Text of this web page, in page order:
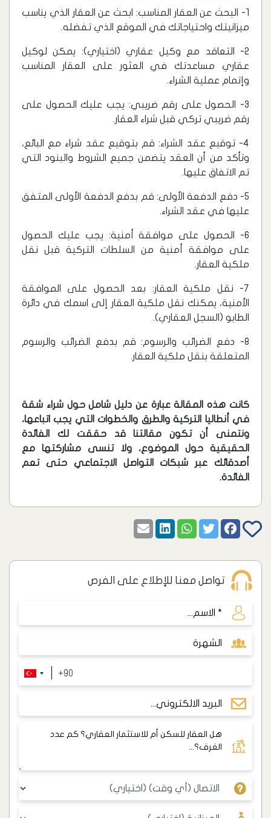
1- البحث عن العقار المناسب: ابحث عن العقار الذي يناسب
ميزانيتك واحتياجاتك في الموقع الذي تفضله.
2- التعاقد مع وكيل عقاري (اختياري): يمكن لوكيل
عقاري مساعدتك في العثور على العقار المناسب
وإتمام عملية الشراء.
3- الحصول على رقم ضريبي: يجب عليك الحصول على
رقم ضريبي تركي قبل شراء العقار.
4- توقيع عقد الشراء: قم بتوقيع عقد شراء مع البائع،
وتأكد من أن العقد يتضمن جميع الشروط والبنود التي
تم الاتفاق عليها.
5- دفع الدفعة الأولى: قم بدفع الدفعة الأولى المتفق
عليها في عقد الشراء.
6- الحصول على موافقة أمنية: يجب عليك الحصول
على موافقة أمنية من السلطات التركية قبل نقل
ملكية العقار.
7- نقل ملكية العقار: بعد الحصول على الموافقة
الأمنية، يمكنك نقل ملكية العقار إلى اسمك في دائرة
الطابو (السجل العقاري).
8- دفع الضرائب والرسوم: قم بدفع الضرائب والرسوم
المتعلقة بنقل ملكية العقار.
كانت هذه المقالة عبارة عن دليل شامل حول شراء شقة
في أنطاليا التركية والطرق والخطوات التي يجب اتباعها،
ونتمنى أن تكون مقالتنا قد حققت لك الفائدة
الحقيقية حول الموضوع، ولا تنسى مشاركتها مع
أصدقائك عبر شبكات التواصل الاجتماعي حتى تعم
الفائدة.
تواصل معنا للإطلاع على الفرص